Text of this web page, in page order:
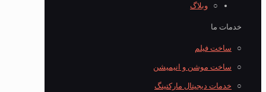
○ وبلاگ
خدمات ما
○ ساخت فیلم
○ ساخت موشن و انیمیشن
○ خدمات دیجیتال مارکتینگ